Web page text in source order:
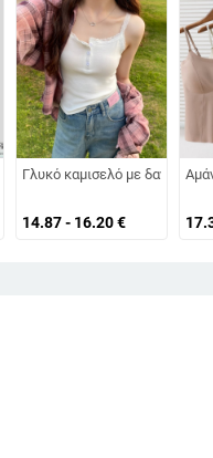
τιράντες, με οστά, κοντό
τοπ με στρογγυλό
Γλυκό καμισελό με
14.87 - 16.20€